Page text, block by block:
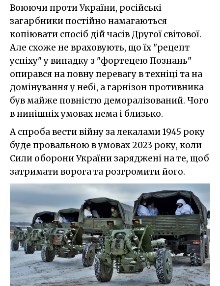
Воюючи проти України, російські
загарбники постійно намагаються
копіювати спосіб дій часів Другої світової.
Але схоже не враховують, що їх "рецепт
успіху" у випадку з "фортецею Познань"
опирався на повну перевагу в техніці та на
домінування у небі, а гарнізон противника
був майже повністю деморалізований. Чого
в нинішніх умовах нема і близько.
А спроба вести війну за лекалами 1945 року
буде провальною в умовах 2023 року, коли
Сили оборони України заряджені на те, щоб
затримати ворога та розгромити його.